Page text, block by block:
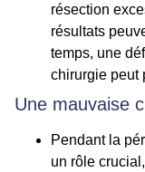
résection
résultats
temps, une
chirurgie peut
Une mauvaise
Pendant la
un rôle